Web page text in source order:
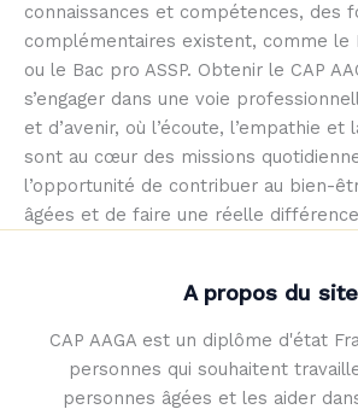
connaissances et compétences, des
complémentaires existent, comme le
ou le Bac pro ASSP. Obtenir le CAP
s’engager dans une voie
et d’avenir, où l’écoute, l’empathie et
sont au cœur des missions
l’opportunité de contribuer au bien-
âgées et de faire une réelle
A propos du site
CAP AAGA est un diplôme d'état
personnes qui souhaitent
personnes âgées et les aider